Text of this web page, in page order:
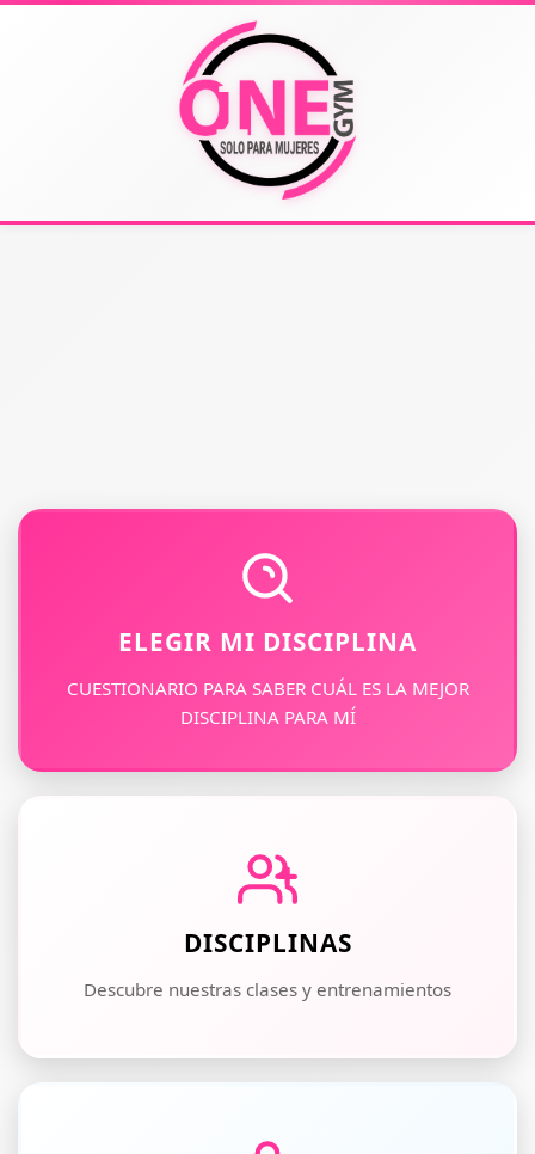
ELEGIR MI DISCIPLINA
CUESTIONARIO PARA SABER CUÁL ES LA MEJOR
DISCIPLINA PARA MÍ
DISCIPLINAS
Descubre nuestras clases y entrenamientos